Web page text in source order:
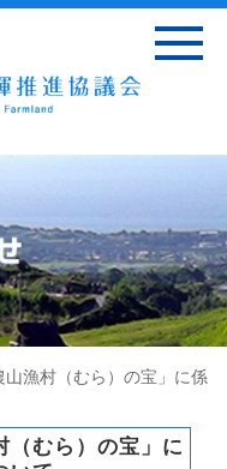
漁村（むら）の宝」に係
（むら）の宝」に